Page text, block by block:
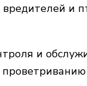
и
и